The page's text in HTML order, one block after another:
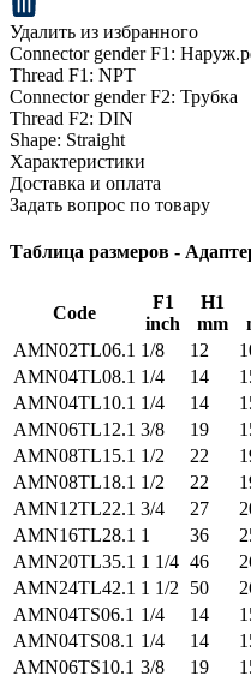
Удалить из избранного
Connector gender F1:
Thread F1: NPT
Connector gender F2: Трубка
Thread F2: DIN
Shape: Straight
Характеристики
Доставка и оплата
Задать вопрос по товару
Таблица размеров -
Code
F1
inch
H1
mm
AMN02TL06.1 1/8 12
AMN04TL08.1 1/4 14
AMN04TL10.1 1/4 14
AMN06TL12.1 3/8 19
AMN08TL15.1 1/2 22
AMN08TL18.1 1/2 22
AMN12TL22.1 3/4 27
AMN16TL28.1 1 36
AMN20TL35.1 1 1/4 46
AMN24TL42.1 1 1/2 50
AMN04TS06.1 1/4 14
AMN04TS08.1 1/4 14
AMN06TS10.1 3/8 19